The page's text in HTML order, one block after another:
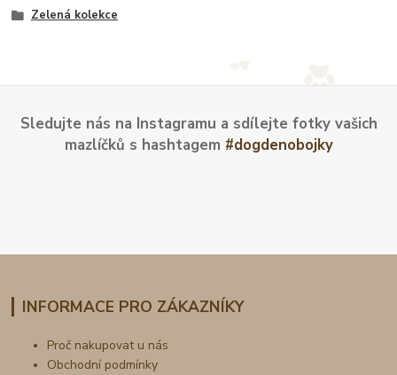
Zelená kolekce
Sledujte nás na Instagramu a sdílejte fotky vašich
mazlíčků s hashtagem #dogdenobojky
INFORMACE PRO ZÁKAZNÍKY
Proč nakupovat u nás
Obchodní podmínky